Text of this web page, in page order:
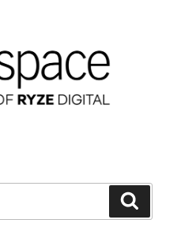
der
Metro“